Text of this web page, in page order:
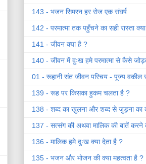
143 - भजन सिमरन हर रोज एक संघर्ष
142 - परमात्मा तक पहुँचने का सही रास्ता
141 - जीवन क्या है ?
140 - जीवन में दुःख हमे परमात्मा से कैसे
01 - रूहानी संत जीवन परिचय - पूज्य वकील
139 - रूह पर किसका हुकम चलता है ?
138 - शब्द का खुलना और शब्द से जुड़ना का
137 - सत्संग की अथवा मालिक की बातें करने
136 - मालिक हमे दुःख क्या देता है ?
135 - भजन और भोजन की क्या महत्वता है ?